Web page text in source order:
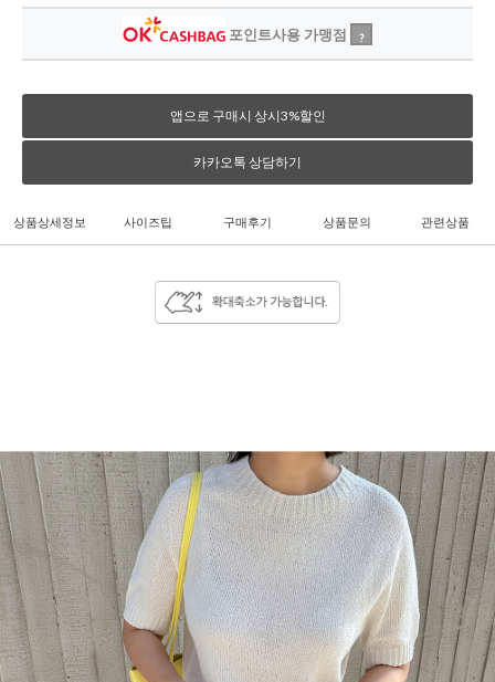
포인트사용 가맹점 ?
앱으로 구매시 상시3%할인
카카오톡 상담하기
상품상세정보 사이즈팁 구매후기 상품문의 관련상품